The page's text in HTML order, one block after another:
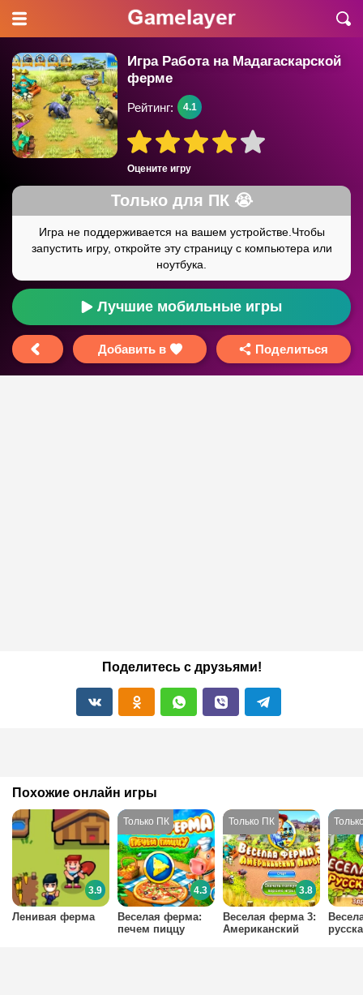
Игра Работа на Мадагаскарской
ферме
Оцените игру
Рейтинг: 4.1
Лучшие мобильные игры
Добавить в Поделиться
Поделитесь с друзьями!
Похожие онлайн игры
Веселая ферма:
печем пиццу
4.3
Веселая ферма 3:
Американский
3.8
Ленивая ферма
3.9